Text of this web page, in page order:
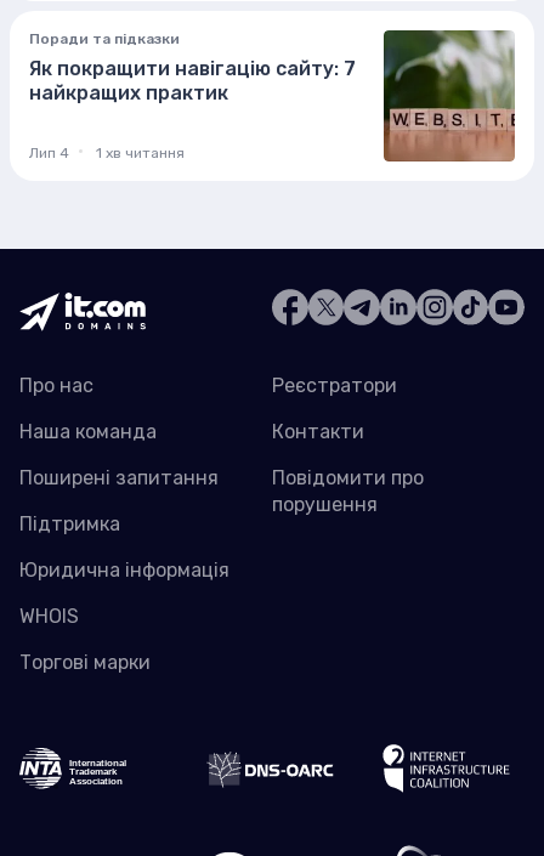
Поради та підказки
Як покращити навігацію сайту: 7
найкращих практик
Лип 4 1 хв читання
Про нас
Наша команда
Поширені запитання
Підтримка
Юридична інформація
WHOIS
Торгові марки
Реєстратори
Контакти
Повідомити про
порушення